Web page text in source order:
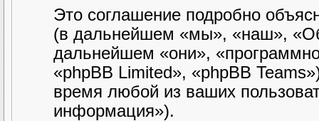
Это соглашение подробно
(в дальнейшем «мы», «наш»,
дальнейшем «они»,
«phpBB Limited», «phpBB
время любой из ваших
информация»).